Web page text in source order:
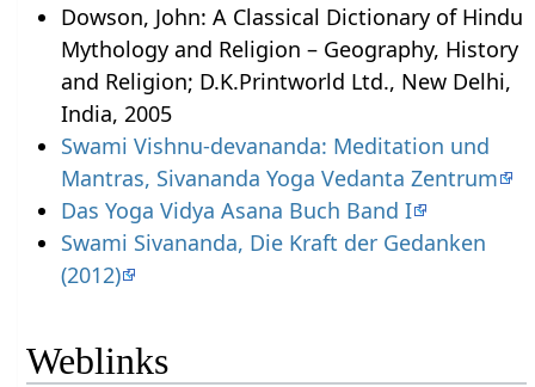
Dowson, John: A Classical Dictionary of Hindu
Mythology and Religion – Geography, History
and Religion; D.K.Printworld Ltd., New Delhi,
India, 2005
Swami Vishnu-devananda: Meditation und
Mantras, Sivananda Yoga Vedanta Zentrum
Das Yoga Vidya Asana Buch Band I
Swami Sivananda, Die Kraft der Gedanken
(2012)
Weblinks